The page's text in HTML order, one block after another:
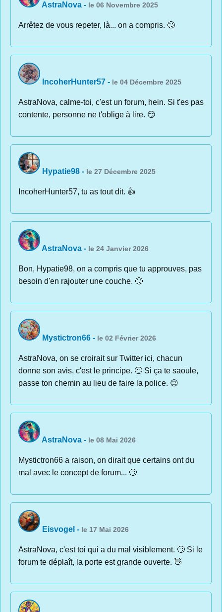
AstraNova - le 06 Novembre 2025
Arrêtez de vous repeter, là... on a compris. 🙄
IncoherHunter57 - le 04 Décembre 2025
AstraNova, calme-toi, c'est un forum, hein. Si t'es pas
contente, personne ne t'oblige à lire. 😏
Hypatie98 - le 27 Décembre 2025
IncoherHunter57, tu as tout dit. 👍
AstraNova - le 24 Janvier 2026
Bon, Hypatie98, on a compris que tu approuves, pas
besoin d'en rajouter une couche. 🙄
Mystictron66 - le 02 Février 2026
AstraNova, on se croirait sur Twitter ici, chacun
donne son avis, c'est le principe. 🙄 Si ça te saoule,
passe ton chemin au lieu de faire la police. 😉
AstraNova - le 08 Mai 2026
Mystictron66 a raison, on dirait que certains ont du
mal avec le concept de forum... 🙄
Eisvogel - le 17 Mai 2026
AstraNova, c'est toi qui a du mal visiblement. 🙄 Si le
forum te déplaît, la porte est grande ouverte. 👋